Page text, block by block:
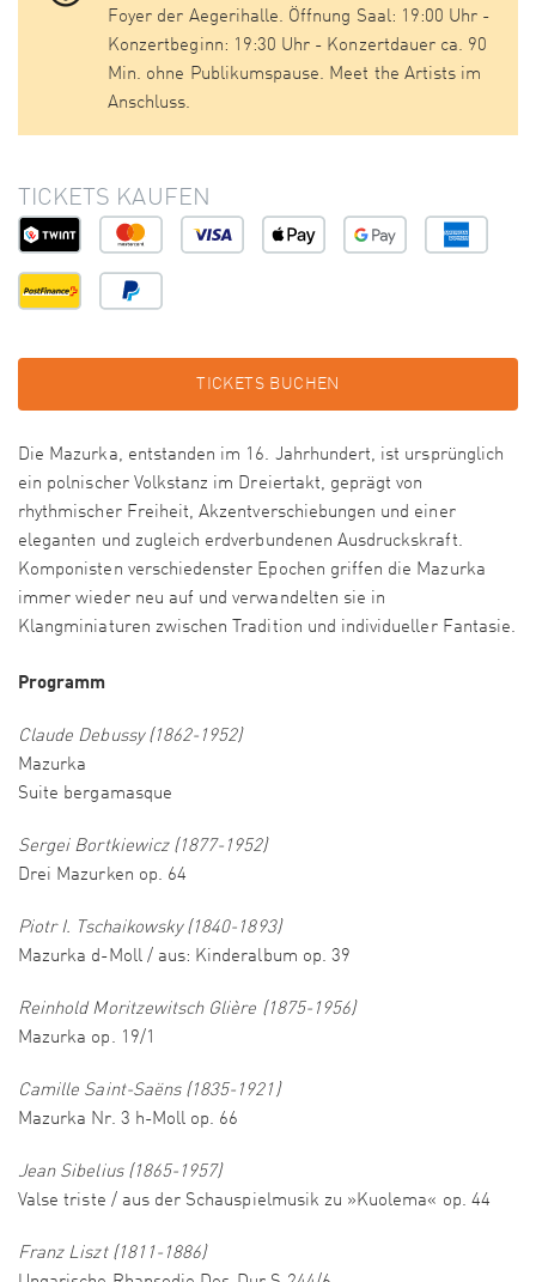
Foyer der Aegerihalle. Öffnung Saal: 19:00 Uhr -
Konzertbeginn: 19:30 Uhr - Konzertdauer ca. 90
Min. ohne Publikumspause. Meet the Artists im
Anschluss.
TICKETS KAUFEN
TICKETS BUCHEN
Die Mazurka, entstanden im 16. Jahrhundert, ist ursprünglich
ein polnischer Volkstanz im Dreiertakt, geprägt von
rhythmischer Freiheit, Akzentverschiebungen und einer
eleganten und zugleich erdverbundenen Ausdruckskraft.
Komponisten verschiedenster Epochen griffen die Mazurka
immer wieder neu auf und verwandelten sie in
Klangminiaturen zwischen Tradition und individueller Fantasie.
Programm
Claude Debussy (1862-1952)
Mazurka
Suite bergamasque
Sergei Bortkiewicz (1877-1952)
Drei Mazurken op. 64
Piotr I. Tschaikowsky (1840-1893)
Mazurka d-Moll / aus: Kinderalbum op. 39
Reinhold Moritzewitsch Glière (1875-1956)
Mazurka op. 19/1
Camille Saint-Saëns (1835-1921)
Mazurka Nr. 3 h-Moll op. 66
Jean Sibelius (1865-1957)
Valse triste / aus der Schauspielmusik zu »Kuolema« op. 44
Franz Liszt (1811-1886)